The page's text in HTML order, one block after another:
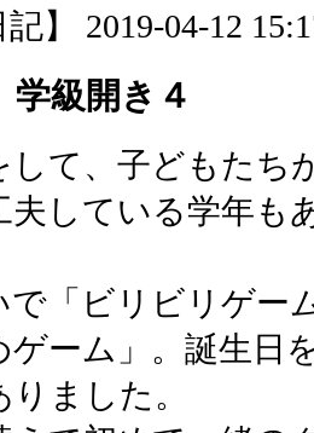
記】 2019-04-12
級開き４
して、子どもたち
夫している学年も
で「ビリビリゲー
ゲーム」。誕生日
ました。